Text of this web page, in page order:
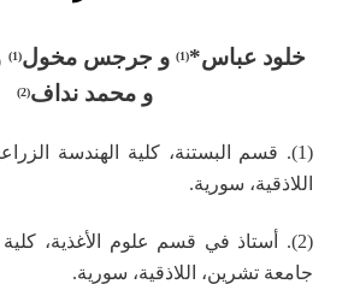
خلود عباس*
(
1
) و جرجس مخول(
1
)
و محمد نداف(
2
)
(1). قسم البستنة، كلية الهندسة
اللاذقية، سورية.
(2). أستاذ في قسم علوم الأغذية، كلية
جامعة تشرين، اللاذقية، سورية.